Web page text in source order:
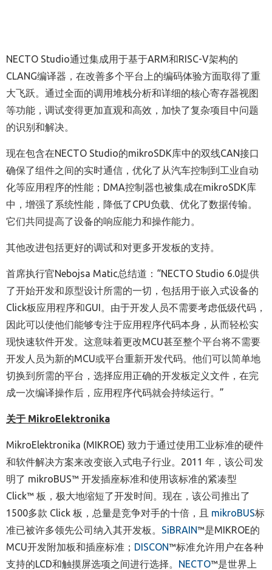
NECTO Studio通过集成用于基于ARM和RISC-V架构的
CLANG编译器，在改善多个平台上的编码体验方面取得了重
大飞跃。通过全面的调用堆栈分析和详细的核心寄存器视图
等功能，调试变得更加直观和高效，加快了复杂项目中问题
的识别和解决。
现在包含在NECTO Studio的mikroSDK库中的双线CAN接口
确保了组件之间的实时通信，优化了从汽车控制到工业自动
化等应用程序的性能；DMA控制器也被集成在mikroSDK库
中，增强了系统性能，降低了CPU负载、优化了数据传输。
它们共同提高了设备的响应能力和操作能力。
其他改进包括更好的调试和对更多开发板的支持。
首席执行官Nebojsa Matic总结道：“NECTO Studio 6.0提供
了开始开发和原型设计所需的一切，包括用于嵌入式设备的
Click板应用程序和GUI。由于开发人员不需要考虑低级代码，
因此可以使他们能够专注于应用程序代码本身，从而轻松实
现快速软件开发。这意味着更改MCU甚至整个平台将不需要
开发人员为新的MCU或平台重新开发代码。他们可以简单地
切换到所需的平台，选择应用正确的开发板定义文件，在完
成一次编译操作后，应用程序代码就会持续运行。”
关于 MikroElektronika
MikroElektronika (MIKROE) 致力于通过使用工业标准的硬件
和软件解决方案来改变嵌入式电子行业。2011 年，该公司发
明了 mikroBUS™ 开发插座标准和使用该标准的紧凑型
Click™ 板，极大地缩短了开发时间。现在，该公司推出了
1500多款 Click 板，总量是竞争对手的十倍，且 mikroBUS标
准已被许多领先公司纳入其开发板。 SiBRAIN™是MIKROE的
MCU开发附加板和插座标准； DISCON™标准允许用户在各种
支持的LCD和触摸屏选项之间进行选择。 NECTO™是世界上